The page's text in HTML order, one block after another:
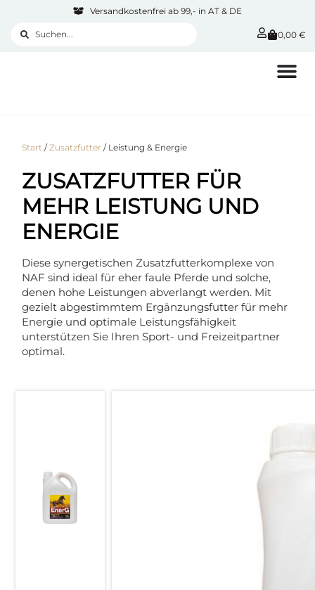
Versandkostenfrei ab 99,- in AT & DE
0,00 €
Start / Zusatzfutter / Leistung & Energie
ZUSATZFUTTER FÜR
MEHR LEISTUNG UND
ENERGIE
Diese synergetischen Zusatzfutterkomplexe von
NAF sind ideal für eher faule Pferde und solche,
denen hohe Leistungen abverlangt werden. Mit
gezielt abgestimmtem Ergänzungsfutter für mehr
Energie und optimale Leistungsfähigkeit
unterstützen Sie Ihren Sport- und Freizeitpartner
optimal.